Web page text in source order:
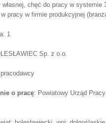
chęć do pracy w systemie
pracy w firmie produkcyjnej
1
Sp. z o.o.
o pracę: Powiatowy Urząd